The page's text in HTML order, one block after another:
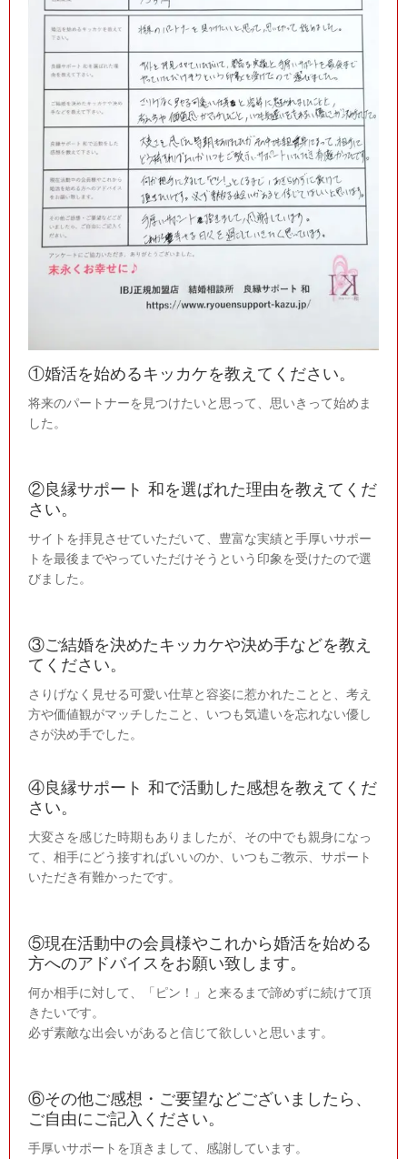
①婚活を始めるキッカケを教えてください。
将来のパートナーを見つけたいと思って、思いきって始めま
した。
②良縁サポート 和を選ばれた理由を教えてくだ
さい。
サイトを拝見させていただいて、豊富な実績と手厚いサポー
トを最後までやっていただけそうという印象を受けたので選
びました。
③ご結婚を決めたキッカケや決め手などを教え
てください。
さりげなく見せる可愛い仕草と容姿に惹かれたことと、考え
方や価値観がマッチしたこと、いつも気遣いを忘れない優し
さが決め手でした。
④良縁サポート 和で活動した感想を教えてくだ
さい。
大変さを感じた時期もありましたが、その中でも親身になっ
て、相手にどう接すればいいのか、いつもご教示、サポート
いただき有難かったです。
⑤現在活動中の会員様やこれから婚活を始める
方へのアドバイスをお願い致します。
何か相手に対して、「ピン！」と来るまで諦めずに続けて頂
きたいです。
必ず素敵な出会いがあると信じて欲しいと思います。
⑥その他ご感想・ご要望などございましたら、
ご自由にご記入ください。
手厚いサポートを頂きまして、感謝しています。